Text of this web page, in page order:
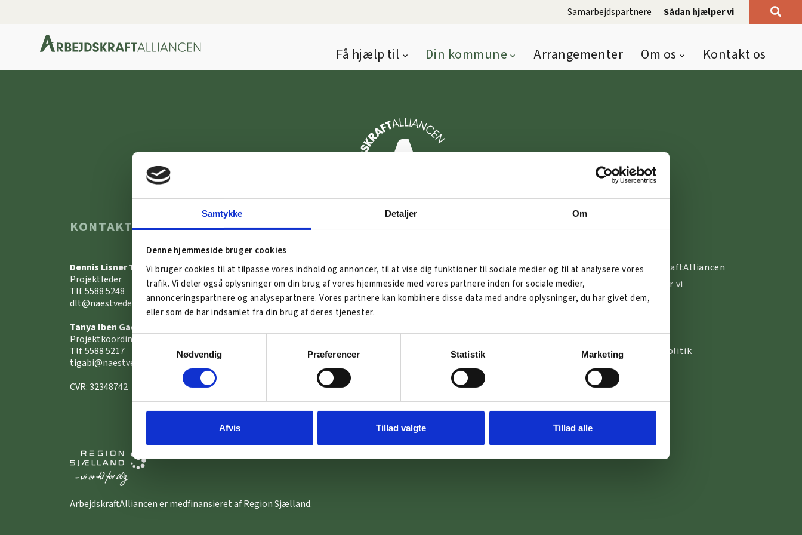
Samtykke Detaljer Om
Denne hjemmeside bruger cookies
Vi bruger cookies til at tilpasse vores indhold og annoncer, til at vise dig funktioner til sociale medier og til at analysere vores
trafik. Vi deler også oplysninger om din brug af vores hjemmeside med vores partnere inden for sociale medier,
annonceringspartnere og analysepartnere. Vores partnere kan kombinere disse data med andre oplysninger, du har givet dem,
eller som de har indsamlet fra din brug af deres tjenester.
Nødvendig
Præferencer Statistik Marketing
Afvis Tillad valgte Tillad alle
Samarbejdspartnere Sådan hjælper vi
Få hjælp til Din kommune Arrangementer Om os Kontakt os
KONTAKT OS
Dennis Lisner Thyssen
Projektleder
Tlf. 5588 5248
dlt@naestvederhverv.dk
Tanya Iben Gade Birch
Projektkoordinator
Tlf. 5588 5217
tigabi@naestvederhverv.dk
CVR: 32348742
OM PROJEKTET
ArbejdskraftAlliancen er et
projektsamarbejde mellem:
Region Sjælland, Erhvervshus
Sjælland, Business Faxe, Holbæk
Ringsted Kommune, Erhvervsforum
DU FINDER OS I
Faxe Kommune
Holbæk Kommune
Kalundborg Kommune
Ringsted Kommune
Roskilde Kommune
Stevns Kommune
Vordingborg Kommune
SE OGSÅ
Om ArbejdskraftAlliancen
Sådan hjælper vi
Få hjælp til
Cookiepolitik
Persondatapolitik
ArbejdskraftAlliancen er medfinansieret af Region Sjælland.